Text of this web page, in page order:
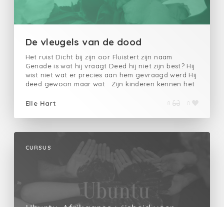
De vleugels van de dood
Het ruist Dicht bij zijn oor Fluistert zijn naam
Genade is wat hij vraagt Deed hij niet zijn best? Hij
wist niet wat er precies aan hem gevraagd werd Hij
deed gewoon maar wat Zijn kinderen kennen het
Elle Hart
8
CURSUS